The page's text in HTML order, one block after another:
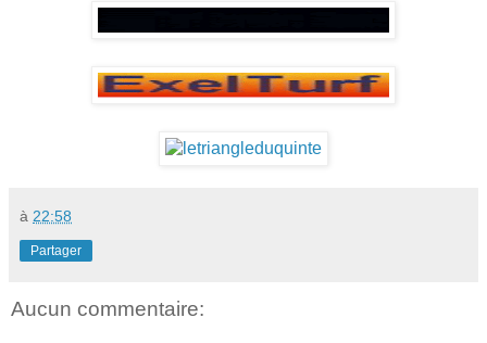
à 22:58
Partager
Aucun commentaire: